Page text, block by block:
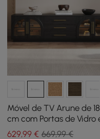
Móvel de TV Arune de
cm com Portas de Vidro
Arco, Arrumação e LED
629,99 € 669,99 €